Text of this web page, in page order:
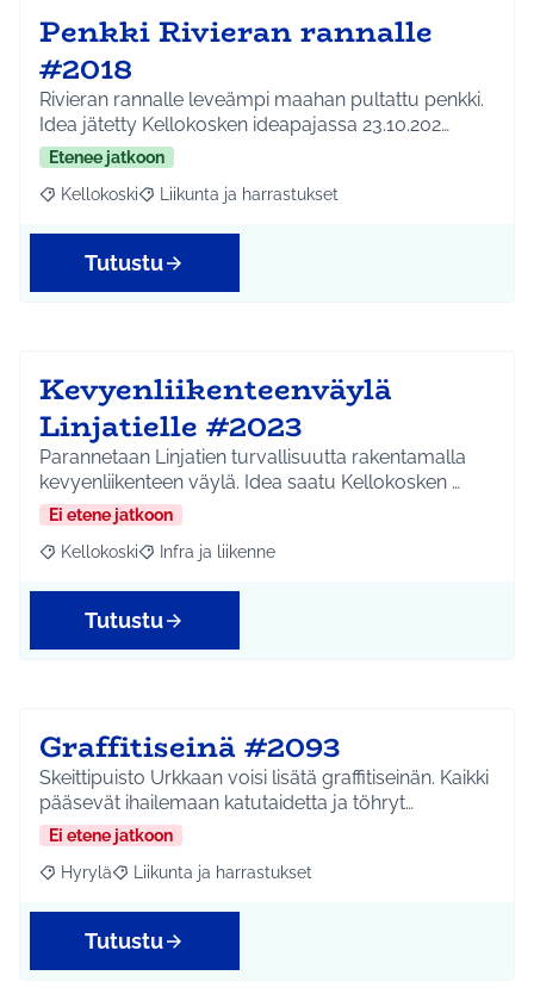
Penkki Rivieran rannalle
#2018
Rivieran rannalle leveämpi maahan pultattu penkki.
Idea jätetty Kellokosken ideapajassa 23.10.202…
Etenee jatkoon
Rajaa tulokset aihepiirin mukaan: Kellokoski
Kellokoski Rajaa tulokset teeman mukaan: Liikunta ja
Liikunta ja harrastukset
Tutustu
Kevyenliikenteenväylä
Linjatielle #2023
Parannetaan Linjatien turvallisuutta rakentamalla
kevyenliikenteen väylä. Idea saatu Kellokosken …
Ei etene jatkoon
Rajaa tulokset aihepiirin mukaan: Kellokoski
Kellokoski Rajaa tulokset teeman mukaan: Infra ja liikenne
Infra ja liikenne
Tutustu
Graffitiseinä #2093
Skeittipuisto Urkkaan voisi lisätä graffitiseinän. Kaikki
pääsevät ihailemaan katutaidetta ja töhryt…
Ei etene jatkoon
Rajaa tulokset aihepiirin mukaan: Hyrylä
Hyrylä Rajaa tulokset teeman mukaan: Liikunta ja
Liikunta ja harrastukset
Tutustu